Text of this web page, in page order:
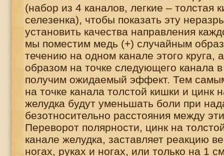
(набор из 4 каналов, легкие – толстая
селезенка), чтобы показать эту
установить качества направления
мы поместим медь (+) случайным
течению на одном канале этого круга,
образом на точке следующего канала в
получим ожидаемый эффект. Тем
на точке канала толстой кишки и цинк
желудка будут уменьшать боли при
безотносительно расстояния между
Переворот полярности, цинк на
канале желудка, заставляет реакцию
ногах, руках и ногах, или только на 1